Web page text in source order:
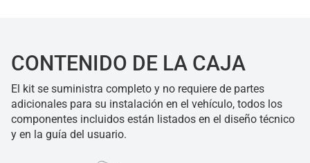
CONTENIDO DE LA CAJA
El kit se suministra completo y no requiere de partes
adicionales para su instalación en el vehículo, todos los
componentes incluidos están listados en el diseño técnico
y en la guía del usuario.